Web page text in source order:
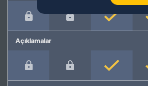
Açıklamalar